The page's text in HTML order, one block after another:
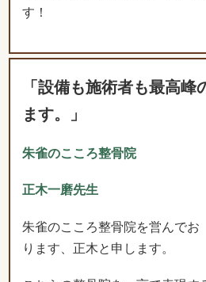
「設備も施術者も最高峰
朱雀のこころ整骨院
正木一磨先生
朱雀のこころ整骨院を営んでお
いう言葉がぴったりです。